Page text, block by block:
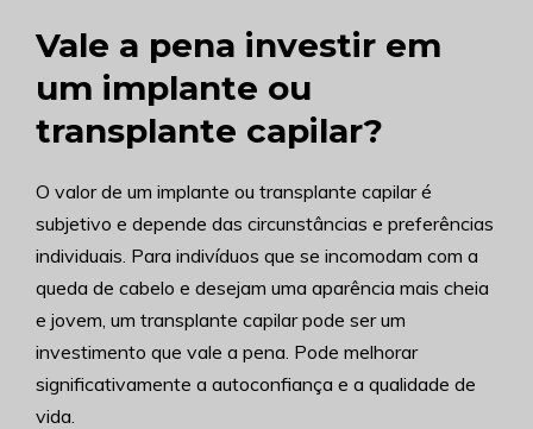
Vale a pena investir em
um implante ou
transplante capilar?
O valor de um implante ou transplante capilar é
subjetivo e depende das circunstâncias e preferências
individuais. Para indivíduos que se incomodam com a
queda de cabelo e desejam uma aparência mais cheia
e jovem, um transplante capilar pode ser um
investimento que vale a pena. Pode melhorar
significativamente a autoconfiança e a qualidade de
vida.